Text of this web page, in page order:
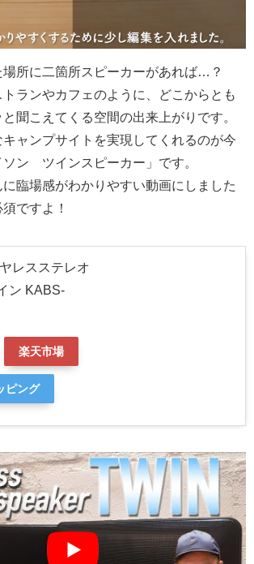
場所に二箇所スピーカーがあれば…？
ランやカフェのように、どこからとも
聞こえてくる空間の出来上がりです。
ャンプサイトを実現してくれるのが今
ソン ツインスピーカー」です。
臨場感がわかりやすい動画にしました
ですよ！
レスステレオ
ン KABS-
楽天市場
ピング